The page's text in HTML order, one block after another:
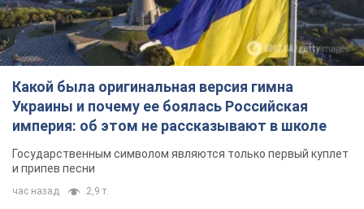
Александру Пономареву – 53: что
известно о трех детях секс-
символа 90-х и как они выглядят
Несмотря на развитие карьеры, артист не
забывал о личном счастье
6 часов назад 6,8 т.
В ПриватБанке рассказали,
действительны ли доллары 1996